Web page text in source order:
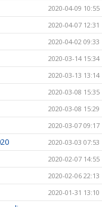
2020-04-09 10:55
2020-04-07 12:31
2020-04-02 09:33
2020-03-14 15:34
2020-03-13 13:14
2020-03-08 15:35
2020-03-08 15:29
2020-03-07 09:17
2020-03-03 07:53
2020-02-07 14:55
2020-02-06 22:13
2020-01-31 13:10